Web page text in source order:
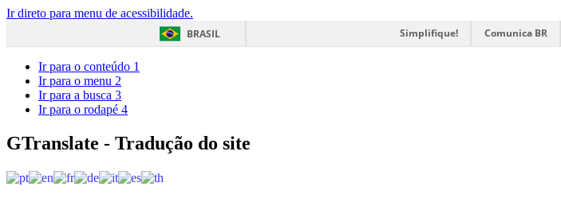
Ir direto para menu de acessibilidade.
BRASIL
Simplifique! Comunica BR
Ir para o conteúdo 1
Ir para o menu 2
Ir para a busca 3
Ir para o rodapé 4
GTranslate - Tradução do site